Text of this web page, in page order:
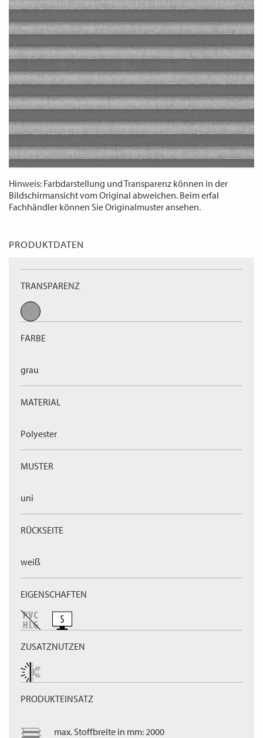
WECHSELN
DE
Hinweis: Farbdarstellung und Transparenz können in der
Bildschirmansicht vom Original abweichen. Beim erfal
Fachhändler können Sie Originalmuster ansehen.
PRODUKTDATEN
TRANSPARENZ
FARBE
grau
MATERIAL
Polyester
MUSTER
uni
RÜCKSEITE
weiß
EIGENSCHAFTEN
ZUSATZNUTZEN
PRODUKTEINSATZ
max. Stoffbreite in mm: 2000